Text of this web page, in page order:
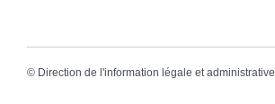
© Direction de l'information légale et administrative